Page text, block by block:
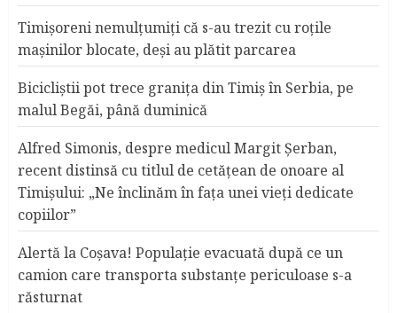
Timişoreni nemulţumiţi că s-au trezit cu roţile
maşinilor blocate, deşi au plătit parcarea
Bicicliştii pot trece graniţa din Timiş în Serbia, pe
malul Begăi, până duminică
Alfred Simonis, despre medicul Margit Şerban,
recent distinsă cu titlul de cetățean de onoare al
Timişului: „Ne înclinăm în fața unei vieți dedicate
copiilor”
Alertă la Coşava! Populaţie evacuată după ce un
camion care transporta substanţe periculoase s-a
răsturnat